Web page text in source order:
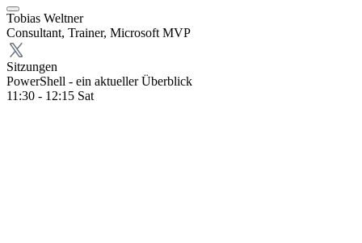
Tobias Weltner
Consultant, Trainer, Microsoft MVP
Sitzungen
PowerShell - ein aktueller Überblick
11:30 - 12:15 Sat